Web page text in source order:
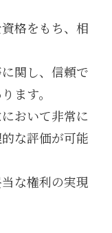
格をもち、相
関し、信頼で
ます。
おいて非常に
な評価が可能
な権利の実現